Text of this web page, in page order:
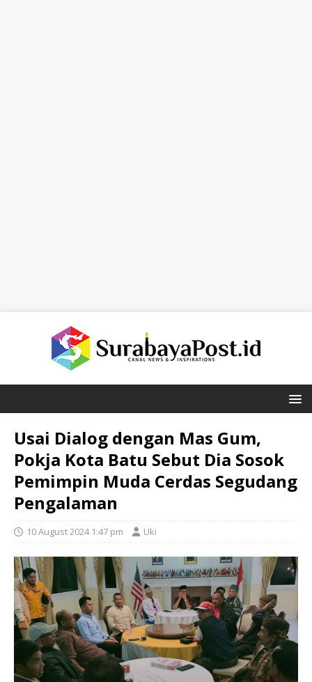
Usai Dialog dengan Mas Gum,
Pokja Kota Batu Sebut Dia Sosok
Pemimpin Muda Cerdas Segudang
Pengalaman
10 August 2024 1:47 pm Uki